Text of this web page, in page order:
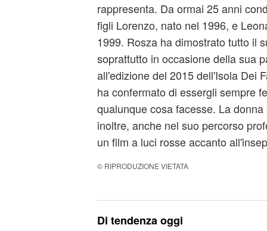
rappresenta. Da ormai 25 anni
figli Lorenzo, nato nel 1996, e
1999. Rosza ha dimostrato tutto il
soprattutto in occasione della sua
all'edizione del 2015 dell'Isola Dei
ha confermato di essergli sempre
qualunque cosa facesse. La
inoltre, anche nel suo percorso
un film a luci rosse accanto
© RIPRODUZIONE VIETATA
Di tendenza oggi